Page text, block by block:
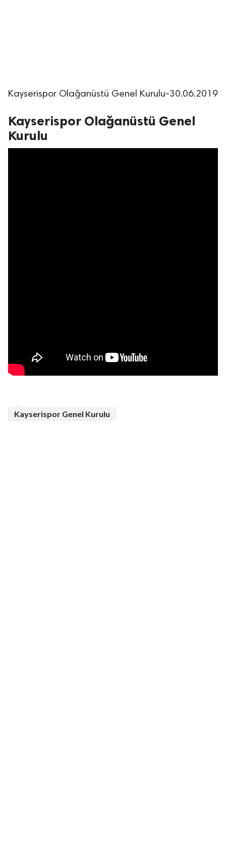
Kayserispor Olağanüstü Genel Kurulu-30.06.2019
Kayserispor Olağanüstü Genel
Kurulu
Kayserispor Genel Kurulu